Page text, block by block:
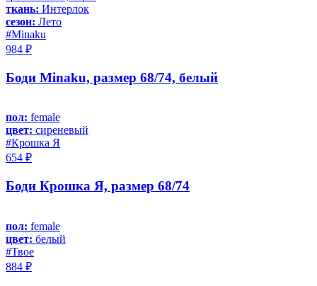
ткань: Интерлок
сезон: Лето
#Minaku
984 ₽
Боди Minaku, размер 68/74, белый
пол: female
цвет: сиреневый
#Крошка Я
654 ₽
Боди Крошка Я, размер 68/74
пол: female
цвет: белый
#Твое
884 ₽